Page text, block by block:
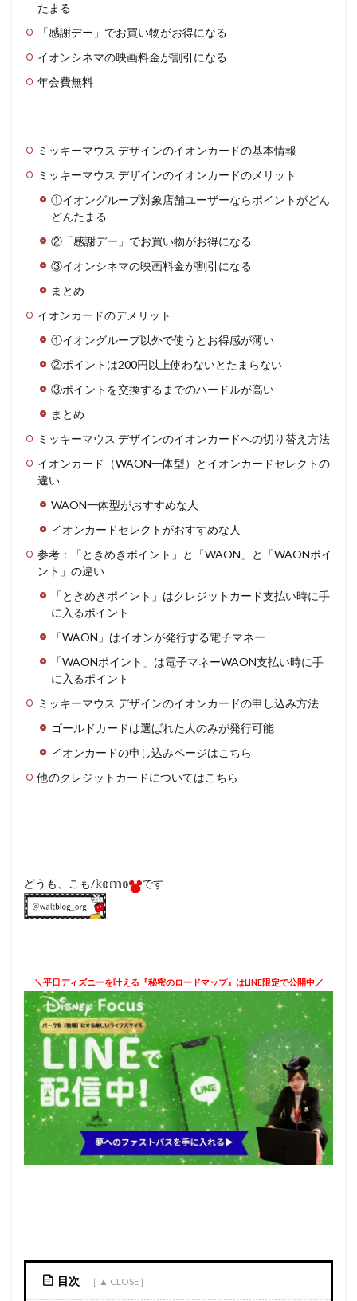
たまる
「感謝デー」でお買い物がお得になる
イオンシネマの映画料金が割引になる
年会費無料
ミッキーマウス デザインのイオンカードの基本情報
ミッキーマウス デザインのイオンカードのメリット
①イオングループ対象店舗ユーザーならポイントがどん
どんたまる
②「感謝デー」でお買い物がお得になる
③イオンシネマの映画料金が割引になる
まとめ
イオンカードのデメリット
①イオングループ以外で使うとお得感が薄い
②ポイントは200円以上使わないとたまらない
③ポイントを交換するまでのハードルが高い
まとめ
ミッキーマウス デザインのイオンカードへの切り替え方法
イオンカード（WAON一体型）とイオンカードセレクトの
違い
WAON一体型がおすすめな人
イオンカードセレクトがおすすめな人
参考：「ときめきポイント」と「WAON」と「WAONポイ
ント」の違い
「ときめきポイント」はクレジットカード支払い時に手
に入るポイント
「WAON」はイオンが発行する電子マネー
「WAONポイント」は電子マネーWAON支払い時に手
に入るポイント
ミッキーマウス デザインのイオンカードの申し込み方法
ゴールドカードは選ばれた人のみが発行可能
イオンカードの申し込みページはこちら
他のクレジットカードについてはこちら
どうも、こも/𝕜𝕠𝕞𝕠 です
＼平日ディズニーを叶える『秘密のロードマップ』はLINE限定で公開中／
目次